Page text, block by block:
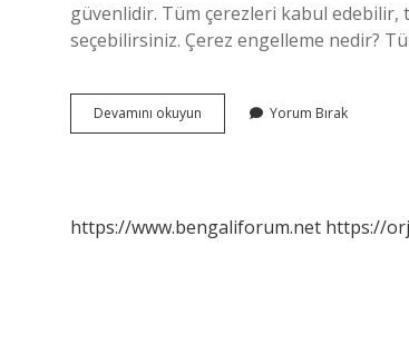
güvenlidir. Tüm çerezleri kabul
seçebilirsiniz. Çerez engelleme nedir?
Devamını okuyun Çerezleri
Engellersek
Yorum Bırak
https://www.bengaliforum.net https://